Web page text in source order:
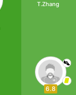
6.8
T.Zhang